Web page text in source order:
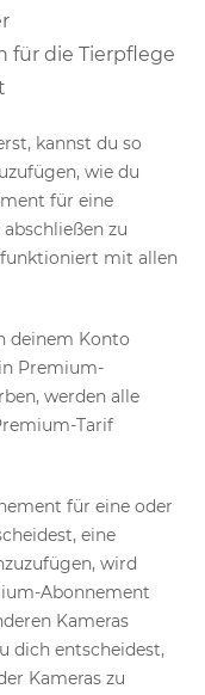
für die Tierpflege
kannst du so
wie du
für eine
zu
mit allen
deinem Konto
Premium-
werden alle
Tarif
für eine oder
eine
wird
Abonnement
Kameras
dich entscheidest,
Kameras zu